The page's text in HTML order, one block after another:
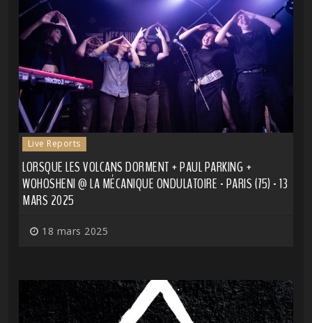
Live Reports
LORSQUE LES VOLCANS DORMENT + PAUL PARKING +
WOHOSHENI @ LA MÉCANIQUE ONDULATOIRE - PARIS (75) - 13
MARS 2025
18 mars 2025